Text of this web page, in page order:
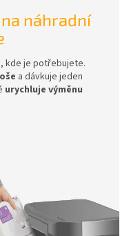
náhradní
kde je potřebujete.
a dávkuje jeden
urychluje výměnu